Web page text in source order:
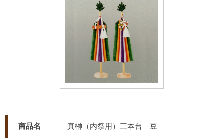
商品名 真榊（内祭用）三本台 豆